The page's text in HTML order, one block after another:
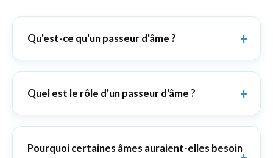
Qu'est-ce qu'un passeur d'âme ?
Quel est le rôle d'un passeur d'âme ?
Pourquoi certaines âmes auraient-elles besoin